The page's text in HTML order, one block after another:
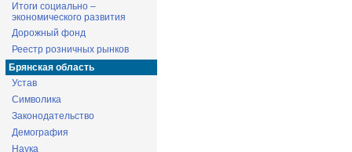
Итоги социально –
экономического развития
Дорожный фонд
Реестр розничных рынков
Брянская область
Устав
Символика
Законодательство
Демография
Наука